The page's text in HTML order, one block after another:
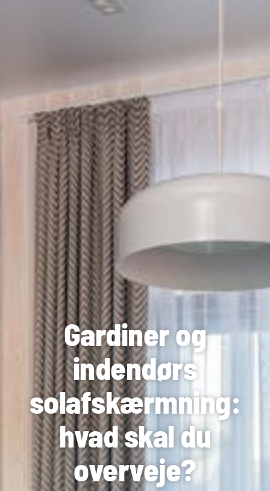
Gardiner og
indendørs
solafskærmning:
hvad skal du
overveje?